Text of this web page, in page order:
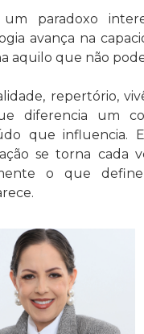
um paradoxo
avança na
aquilo que não
repertório,
diferencia um
que influencia.
se torna cada
o que